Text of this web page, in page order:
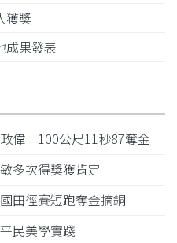
獲獎
成果發表
偉 100公尺11秒87奪金
多次得獎獲肯定
田徑賽短跑奪金摘銅
民美學實踐